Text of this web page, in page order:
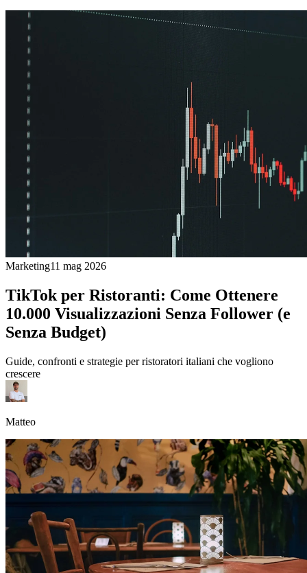
Marketing11 mag 2026
TikTok per Ristoranti: Come Ottenere
10.000 Visualizzazioni Senza Follower (e
Senza Budget)
Guide, confronti e strategie per ristoratori italiani che vogliono
crescere
Matteo